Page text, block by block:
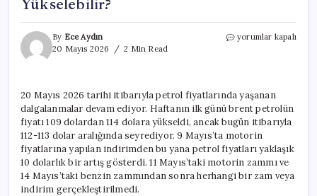
Yükselebilir?
By Ece Aydın
20 Mayıs 2026
2 Min Read
Petrol
Ne
Kadar
Daha
Yükselebilir?
için
yorumlar kapalı
20 Mayıs 2026 tarihi itibarıyla petrol fiyatlarında yaşanan
dalgalanmalar devam ediyor. Haftanın ilk günü brent petrolün
fiyatı 109 dolardan 114 dolara yükseldi, ancak bugün itibarıyla
112-113 dolar aralığında seyrediyor. 9 Mayıs’ta motorin
fiyatlarına yapılan indirimden bu yana petrol fiyatları yaklaşık
10 dolarlık bir artış gösterdi. 11 Mayıs’taki motorin zammı ve
14 Mayıs’taki benzin zammından sonra herhangi bir zam veya
indirim gerçekleştirilmedi.